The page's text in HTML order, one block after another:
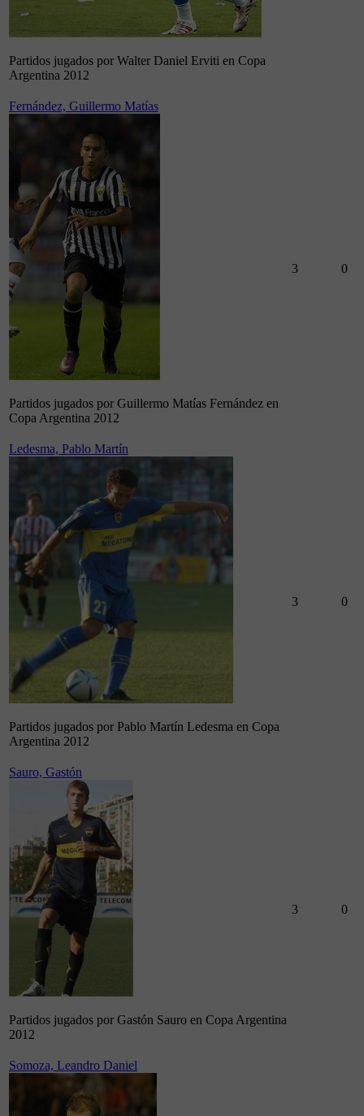
Partidos jugados por Walter Daniel Erviti en Copa
Argentina 2012
Fernández, Guillermo Matías
Partidos jugados por Guillermo Matías Fernández en
Copa Argentina 2012
3 0
Ledesma, Pablo Martín
Partidos jugados por Pablo Martín Ledesma en Copa
Argentina 2012
3 0
Sauro, Gastón
Partidos jugados por Gastón Sauro en Copa Argentina
2012
3 0
Somoza, Leandro Daniel